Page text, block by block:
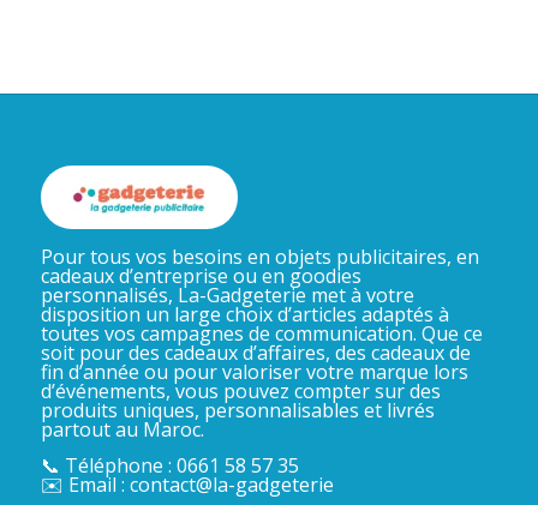
Pour tous vos besoins en objets publicitaires, en
cadeaux d’entreprise ou en goodies
personnalisés, La-Gadgeterie met à votre
disposition un large choix d’articles adaptés à
toutes vos campagnes de communication. Que ce
soit pour des cadeaux d’affaires, des cadeaux de
fin d’année ou pour valoriser votre marque lors
d’événements, vous pouvez compter sur des
produits uniques, personnalisables et livrés
partout au Maroc.
📞 Téléphone : 0661 58 57 35
✉️ Email : contact@la-gadgeterie